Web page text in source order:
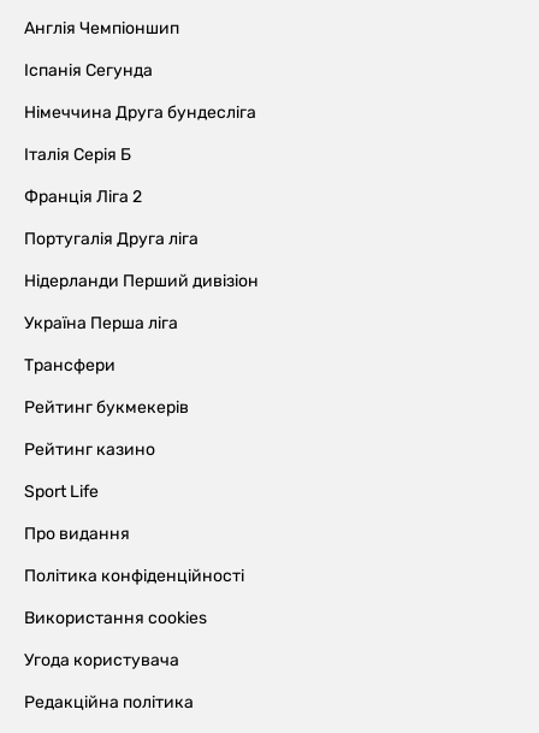
Англія Чемпіоншип
Іспанія Сегунда
Німеччина Друга бундесліга
Італія Серія Б
Франція Ліга 2
Португалія Друга ліга
Нідерланди Перший дивізіон
Україна Перша ліга
Трансфери
Рейтинг букмекерів
Рейтинг казино
Sport Life
Про видання
Політика конфіденційності
Використання cookies
Угода користувача
Редакційна політика